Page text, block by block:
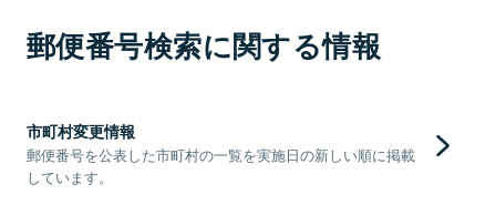
郵便番号検索に関する情報
市町村変更情報
郵便番号を公表した市町村の一覧を実施日の新しい順に掲載
しています。